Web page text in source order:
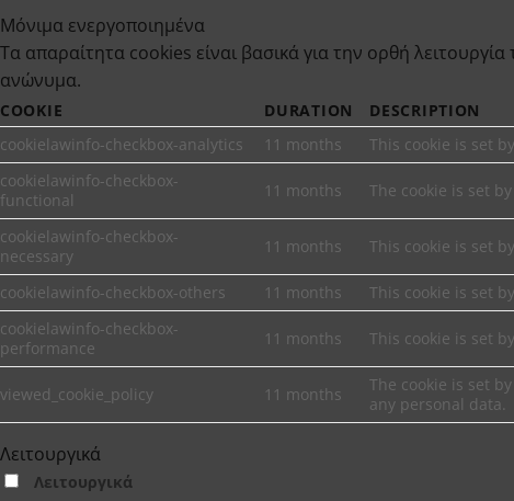
Μόνιμα ενεργοποιημένα
Τα απαραίτητα cookies είναι βασικά για την ορθή
ανώνυμα.
COOKIE DURATION
DESCRIPTION
cookielawinfo-checkbox-analytics
11 months
This cookie is set
cookielawinfo-checkbox-
functional
11 months The cookie is set
cookielawinfo-checkbox-
necessary
11 months This cookie is set
cookielawinfo-checkbox-others 11 months
This cookie is set
cookielawinfo-checkbox-
performance
11 months This cookie is set
viewed_cookie_policy 11 months
The cookie is set
any personal data.
Λειτουργικά
Λειτουργικά